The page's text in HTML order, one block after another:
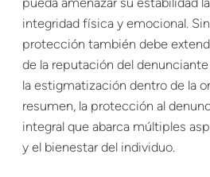
integridad física y emocional.
protección también debe
de la reputación del
la estigmatización dentro de la
resumen, la protección al
integral que abarca múltiples
y el bienestar del individuo.